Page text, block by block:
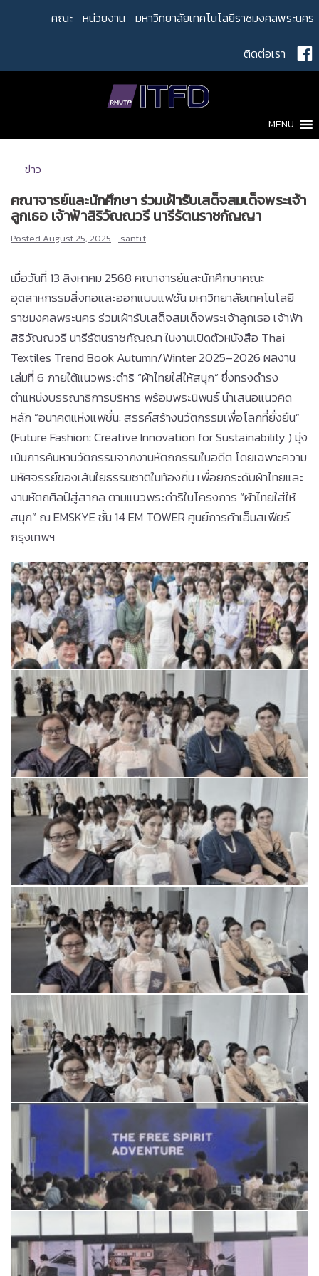
คณะ หน่วยงาน มหาวิทยาลัยเทคโนโลยีราชมงคลพระนคร
ติดต่อเรา
MENU
ข่าว
คณาจารย์และนักศึกษา ร่วมเฝ้ารับเสด็จสมเด็จพระเจ้า
ลูกเธอ เจ้าฟ้าสิริวัณณวรี นารีรัตนราชกัญญา
Posted August 25, 2025 santi.t
เมื่อวันที่ 13 สิงหาคม 2568 คณาจารย์และนักศึกษาคณะ
อุตสาหกรรมสิ่งทอและออกแบบแฟชั่น มหาวิทยาลัยเทคโนโลยี
ราชมงคลพระนคร ร่วมเฝ้ารับเสด็จสมเด็จพระเจ้าลูกเธอ เจ้าฟ้า
สิริวัณณวรี นารีรัตนราชกัญญา ในงานเปิดตัวหนังสือ Thai
Textiles Trend Book Autumn/Winter 2025–2026 ผลงาน
เล่มที่ 6 ภายใต้แนวพระดำริ “ผ้าไทยใส่ให้สนุก” ซึ่งทรงดำรง
ตำแหน่งบรรณาธิการบริหาร พร้อมพระนิพนธ์ นำเสนอแนวคิด
หลัก “อนาคตแห่งแฟชั่น: สรรค์สร้างนวัตกรรมเพื่อโลกที่ยั่งยืน”
(Future Fashion: Creative Innovation for Sustainability ) มุ่ง
เน้นการค้นหานวัตกรรมจากงานหัตถกรรมในอดีต โดยเฉพาะความ
มหัศจรรย์ของเส้นใยธรรมชาติในท้องถิ่น เพื่อยกระดับผ้าไทยและ
งานหัตถศิลป์สู่สากล ตามแนวพระดำริในโครงการ “ผ้าไทยใส่ให้
สนุก” ณ EMSKYE ชั้น 14 EM TOWER ศูนย์การค้าเอ็มสเฟียร์
กรุงเทพฯ